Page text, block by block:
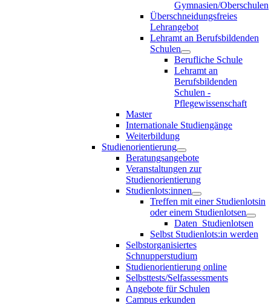
Gymnasien/Oberschulen
Überschneidungsfreies
Lehrangebot
Lehramt an Berufsbildenden
Schulen
Berufliche Schule
Lehramt an
Berufsbildenden
Schulen -
Pflegewissenschaft
Master
Internationale Studiengänge
Weiterbildung
Studienorientierung
Beratungsangebote
Veranstaltungen zur
Studienorientierung
Studienlots:innen
Treffen mit einer Studienlotsin
oder einem Studienlotsen
Daten_Studienlotsen
Selbst Studienlots:in werden
Selbstorganisiertes
Schnupperstudium
Studienorientierung online
Selbsttests/Selfassessments
Angebote für Schulen
Campus erkunden